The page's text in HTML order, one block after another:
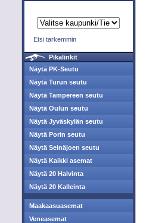
Etsi tarkemmin
Pikalinkit
Näytä PK-Seutu
Näytä Turun seutu
Näytä Tampereen seutu
Näytä Oulun seutu
Näytä Jyväskylän seutu
Näytä Porin seutu
Näytä Seinäjoen seutu
Näytä Kaikki asemat
Näytä 20 Halvinta
Näytä 20 Kalleinta
Maakaasuasemat
Veneasemat